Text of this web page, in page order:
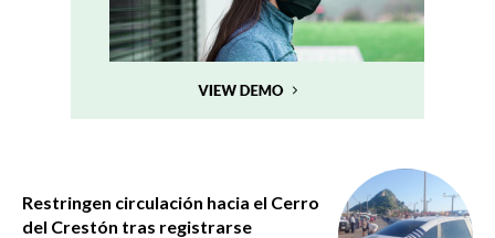
Restringen circulación hacia el Cerro
del Crestón tras registrarse